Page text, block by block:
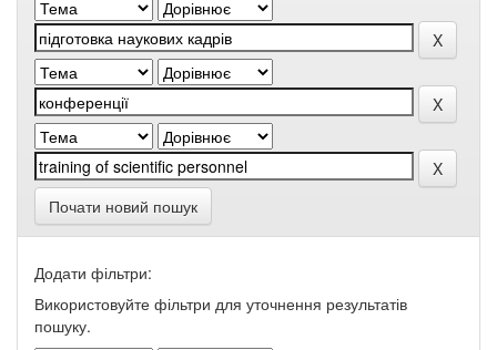
Почати новий пошук
Додати фільтри:
Використовуйте фільтри для уточнення результатів
пошуку.